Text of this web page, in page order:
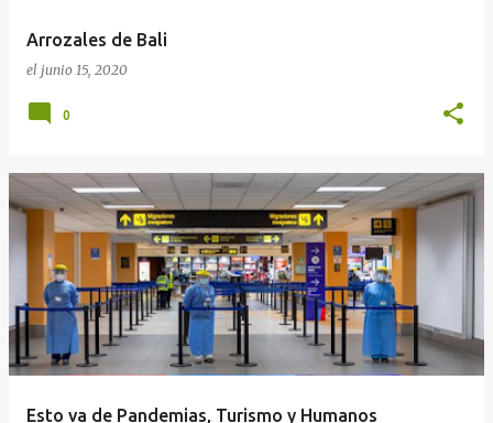
Arrozales de Bali
el junio 15, 2020
0
Esto va de Pandemias, Turismo y Humanos